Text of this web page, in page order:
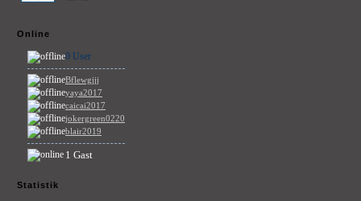
Online
0 User
Bflewgjjj
yaya2017
caicai2017
jokergreen0220
blair2019
1 Gast
Statistik